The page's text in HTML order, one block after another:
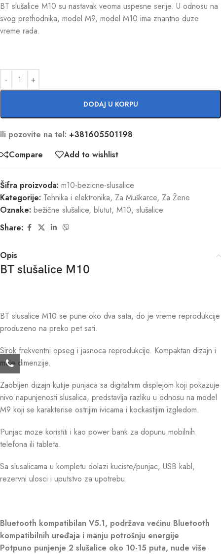
BT slušalice M10 su nastavak veoma uspesne serije. U odnosu na
svog prethodnika, model M9, model M10 ima znantno duze
vreme rada.
DODAJ U KORPU
Ili pozovite na tel: +381605501198
Compare
Add to wishlist
Šifra proizvoda: m10-bezicne-slusalice
Kategorije: Tehnika i elektronika, Za Muškarce, Za Žene
Oznake: bežične slušalice, blutut, M10, slušalice
Share:
Opis
BT slušalice M10
BT slusalice M10 se pune oko dva sata, do je vreme reprodukcije
produzeno na preko pet sati.
Sirok frekventni opseg i jasnoca reprodukcije. Kompaktan dizajn i
male dimenzije.
Zaobljen dizajn kutije punjaca sa digitalnim displejom koji pokazuje
nivo napunjenosti slusalica, predstavlja razliku u odnosu na model
M9 koji se karakterise ostrijim ivicama i kockastijim izgledom.
Punjac moze koristiti i kao power bank za dopunu mobilnih
telefona ili tableta.
Sa slusalicama u kompletu dolazi kuciste/punjac, USB kabl,
rezervni ulosci i uputstvo za upotrebu.
Bluetooth kompatibilan V5.1, podržava većinu Bluetooth
kompatibilnih uređaja i manju potrošnju energije
Potpuno punjenje 2 slušalice oko 10-15 puta, nude više